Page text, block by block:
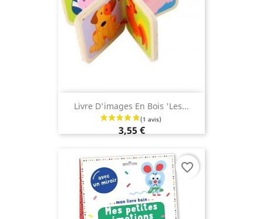
Livre D'images En Bois 'les...
3,55 €
favorite_border